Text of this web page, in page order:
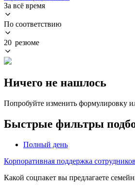
За всё время
По соответствию
20 резюме
Ничего не нашлось
Попробуйте изменить формулировку
Быстрые фильтры
Полный день
Корпоративная поддержка сотрудников
Какой соцпакет вы предлагаете